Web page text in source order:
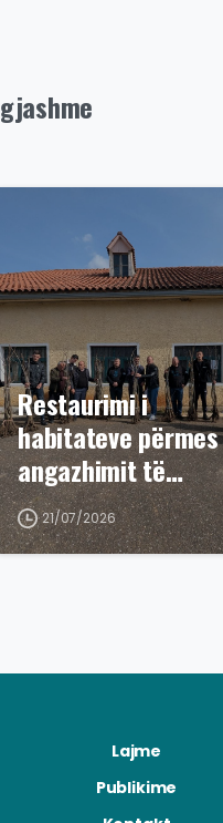
Restaurimi i
habitateve përmes
angazhimit të…
21/07/2026
Lajme
Publikime